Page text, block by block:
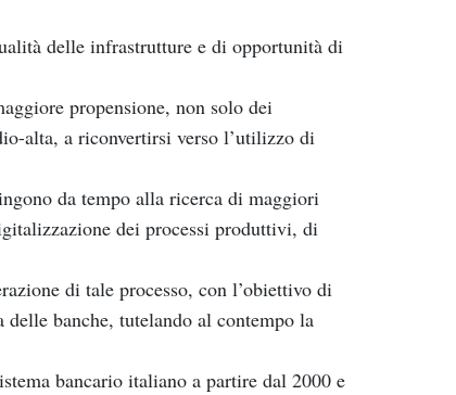
delle infrastrutture e di opportunità di
propensione, non solo dei
alta, a riconvertirsi verso l’utilizzo di
da tempo alla ricerca di maggiori
dei processi produttivi, di
di tale processo, con l’obiettivo di
banche, tutelando al contempo la
bancario italiano a partire dal 2000 e